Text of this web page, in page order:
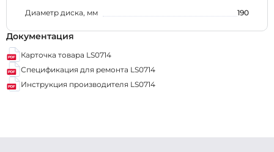
Диаметр диска, мм
190
Документация
Карточка товара LS0714
Спецификация для ремонта LS0714
Инструкция производителя LS0714